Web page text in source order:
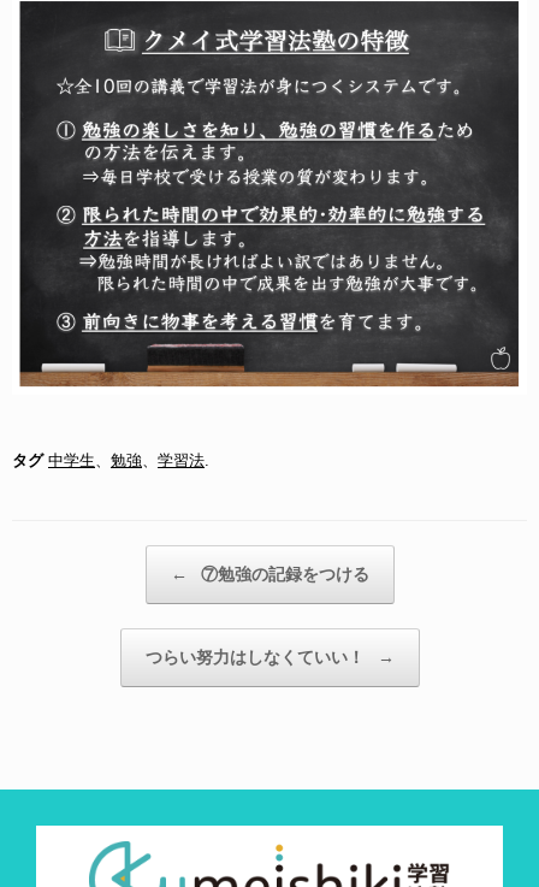
タグ 中学生、 勉強、 学習法.
← ⑦勉強の記録をつける
つらい努力はしなくていい！ →